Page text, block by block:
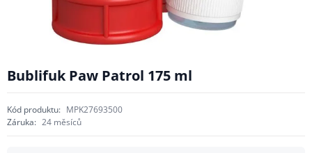
Bublifuk Paw Patrol 175 ml
Kód produktu: MPK27693500
Záruka: 24 měsíců